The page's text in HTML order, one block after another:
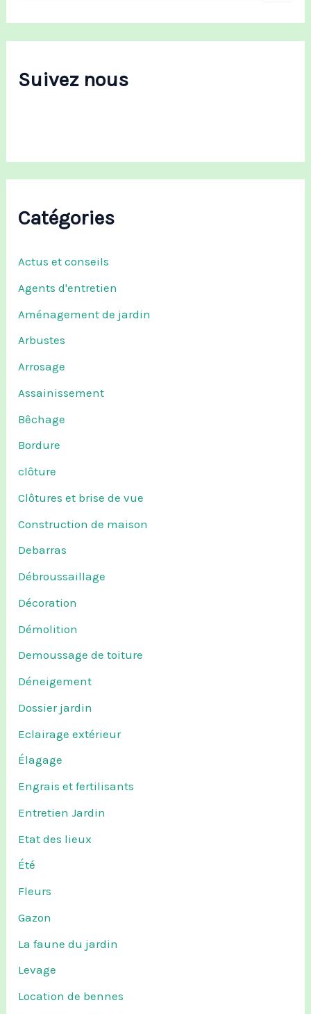
h
e
Suivez nous
Catégories
Actus et conseils
Agents d'entretien
Aménagement de jardin
Arbustes
Arrosage
Assainissement
Bêchage
Bordure
clôture
Clôtures et brise de vue
Construction de maison
Debarras
Débroussaillage
Décoration
Démolition
Demoussage de toiture
Déneigement
Dossier jardin
Eclairage extérieur
Élagage
Engrais et fertilisants
Entretien Jardin
Etat des lieux
Été
Fleurs
Gazon
La faune du jardin
Levage
Location de bennes